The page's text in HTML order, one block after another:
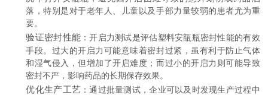
落，特别是对于老年人、儿童以及手部力量较弱的患者尤为重
要。
验证密封性能 ：开启力测试是评估塑料安瓿瓶密封性能的有效
手段。过大的开启力可能意味着密封过紧，虽有利于防止气体
和湿气侵入，但增加了开启难度；而过小的开启力则可能导致
密封不严，影响药品的长期保存效果。
优化生产工艺 ：通过批量测试，企业可以及时发现生产过程中